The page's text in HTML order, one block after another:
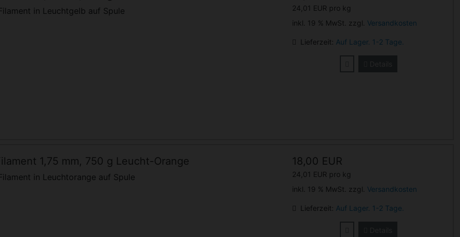
in Leuchtgelb auf Spule
24,01 EUR pro kg
inkl. 19 % MwSt. zzgl. Versandkosten
Lieferzeit: Auf Lager. 1-2 Tage.
1,75 mm, 750 g Leucht-Orange
in Leuchtorange auf Spule
18,00 EUR
24,01 EUR pro kg
inkl. 19 % MwSt. zzgl. Versandkosten
Lieferzeit: Auf Lager. 1-2 Tage.